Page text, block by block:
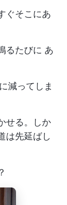
ぐそこにあ
るたびに あ
減ってしま
せる。しか
は先延ばし